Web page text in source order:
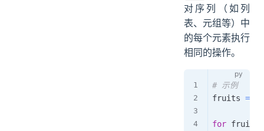
对序列（如列
表、元组等）中
的每个元素执行
相同的操作。
# 示例
fruits =
for fruit